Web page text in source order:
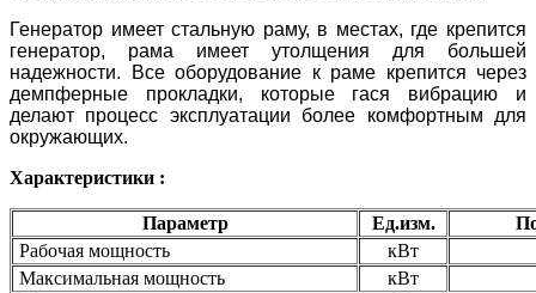
Генератор имеет стальную раму, в местах, где крепится
генератор, рама имеет утолщения для большей
надежности. Все оборудование к раме крепится через
демпферные прокладки, которые гася вибрацию и
делают процесс эксплуатации более комфортным для
окружающих.
Характеристики :
Параметр Ед.изм.
Рабочая мощность
кВт
Максимальная мощность
кВт